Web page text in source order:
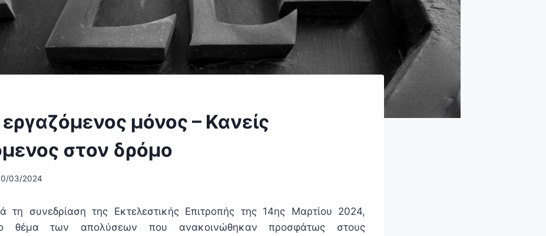
εργαζόμενος μόνος – Κανείς
στον δρόμο
03/2024
τη συνεδρίαση της Εκτελεστικής Επιτροπής της 14ης Μαρτίου 2024,
θέμα των απολύσεων που ανακοινώθηκαν προσφάτως στους